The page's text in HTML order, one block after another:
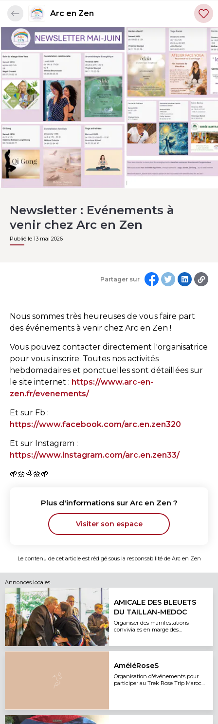
Arc en Zen
Newsletter : Evénements à
venir chez Arc en Zen
Publié le 13 mai 2026
Partager sur
Nous sommes très heureuses de vous faire part
des événements à venir chez Arc en Zen !
Vous pouvez contacter directement l'organisatrice
pour vous inscrire. Toutes nos activités
hebdomadaires et ponctuelles sont détaillées sur
le site internet : https://www.arc-en-
zen.fr/evenements/
Et sur Fb :
https://www.facebook.com/arc.en.zen320
Et sur Instagram :
https://www.instagram.com/arc.en.zen33/
🌱🌼🌈🌼🌱
Plus d'informations sur Arc en Zen ?
Visiter son espace
Le contenu de cet article est rédigé sous la responsabilité de Arc en Zen
Annonces locales
AMICALE DES BLEUETS
DU TAILLAN-MEDOC
Organiser des manifestations
conviviales en marge des
AméléRoseS
Organisation d'événements pour
participer au Trek Rose Trip Maroc